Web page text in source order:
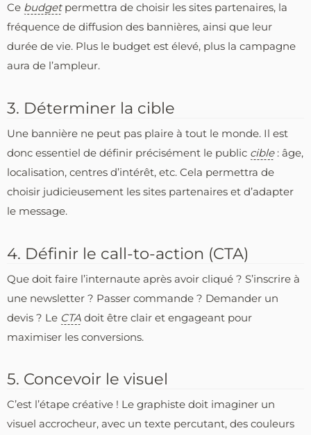
Ce budgetpermettra de choisir les sites partenaires, la
fréquence de diffusion des bannières, ainsi que leur
durée de vie. Plus le budget est élevé, plus la campagne
aura de l’ampleur.
3. Déterminer la cible
Une bannière ne peut pas plaire à tout le monde. Il est
donc essentiel de définir précisément le public cible: âge,
localisation, centres d’intérêt, etc. Cela permettra de
choisir judicieusement les sites partenaires et d’adapter
le message.
4. Définir le call-to-action (CTA)
Que doit faire l’internaute après avoir cliqué ? S’inscrire à
une newsletter ? Passer commande ? Demander un
devis ? Le CTA doit être clair et engageant pour
maximiser les conversions.
5. Concevoir le visuel
C’est l’étape créative ! Le graphiste doit imaginer un
visuel accrocheur, avec un texte percutant, des couleurs